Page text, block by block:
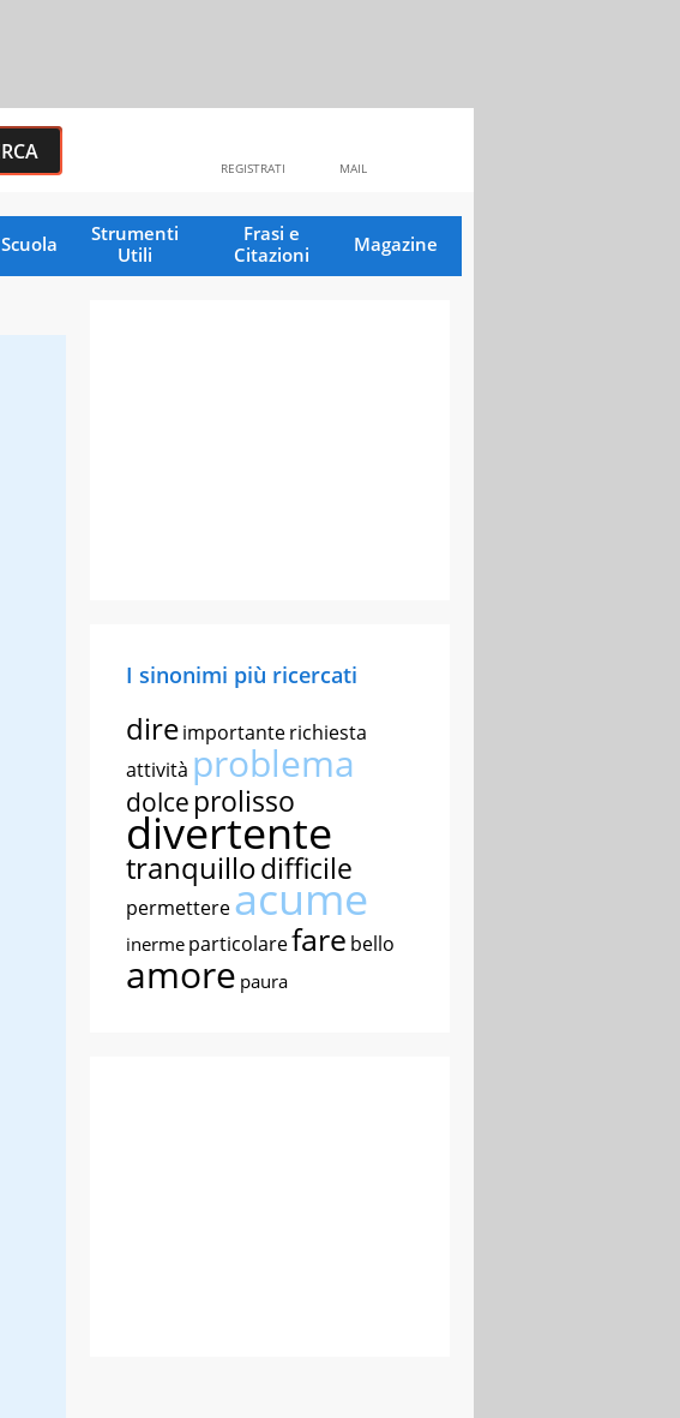
MAIL
REGISTRATI
Scuola
Strumenti
Utili
Frasi e
Citazioni
Magazine
I sinonimi più ricercati
direimportanterichiesta
attività problema
dolce prolisso
divertente
tranquillodifficile
permettereacume
inerme particolarefare bello
amore paura